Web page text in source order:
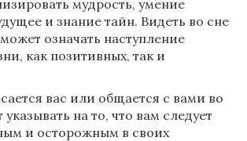
мудрость, умение
и знание тайн. Видеть во сне
означать наступление
как позитивных, так и
вас или общается с вами во
на то, что вам следует
и осторожным в своих